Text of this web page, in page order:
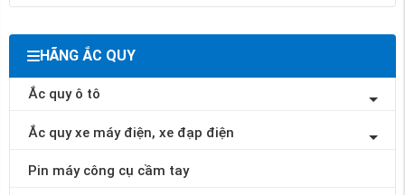
HÃNG ẮC QUY
Ắc quy ô tô
Ắc quy xe máy điện, xe đạp điện
Pin máy công cụ cầm tay